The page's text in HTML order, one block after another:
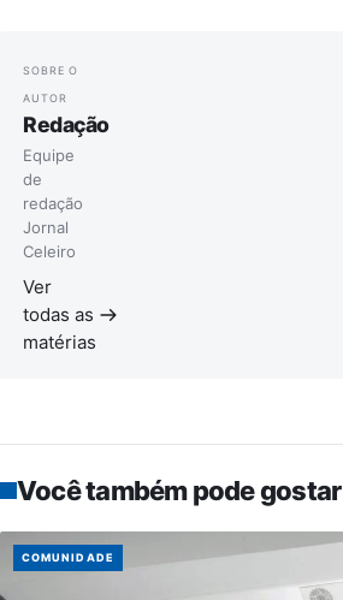
SOBRE O
AUTOR
Redação
Equipe
de
redação
Jornal
Celeiro
Ver
todas as
matérias
Você também pode gostar
COMUNIDADE